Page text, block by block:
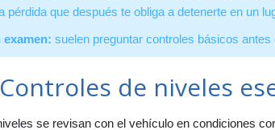
pérdida que después te obliga a detenerte en un
examen: suelen preguntar controles básicos
de niveles
se revisan con el vehículo en condiciones